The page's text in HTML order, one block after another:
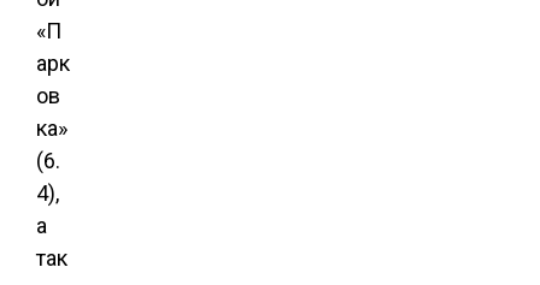
«П
арк
ов
ка»
(6.
4),
а
так